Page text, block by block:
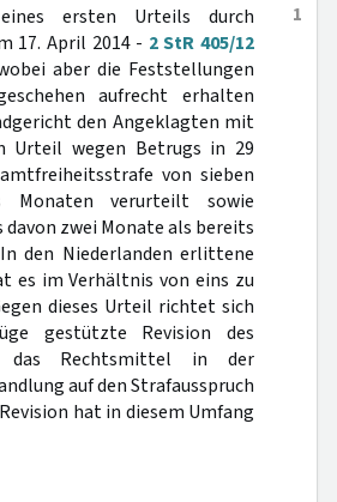
1
ersten Urteils durch
17. April 2014 - 2 StR 405/12
aber die Feststellungen
aufrecht erhalten
den Angeklagten mit
Urteil wegen Betrugs in 29
von sieben
Monaten verurteilt sowie
davon zwei Monate als bereits
den Niederlanden erlittene
es im Verhältnis von eins zu
dieses Urteil richtet sich
gestützte Revision des
das Rechtsmittel in der
auf den Strafausspruch
hat in diesem Umfang